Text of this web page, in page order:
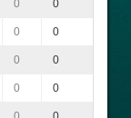
0 0
0 0
0 0
0 0